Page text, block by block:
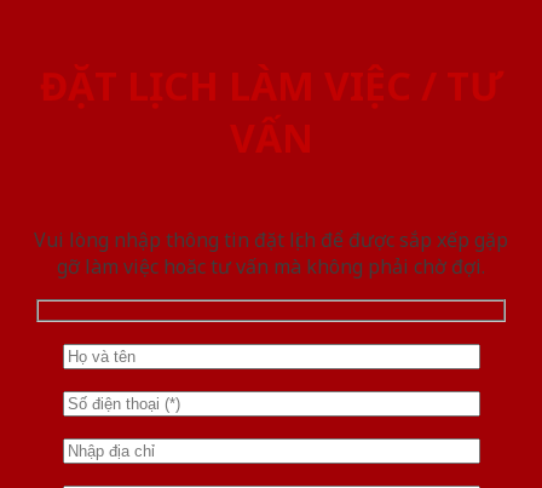
ĐẶT LỊCH LÀM VIỆC / TƯ
VẤN
Vui lòng nhập thông tin đặt lịch để được sắp xếp gặp
gỡ làm việc hoăc tư vấn mà không phải chờ đợi.